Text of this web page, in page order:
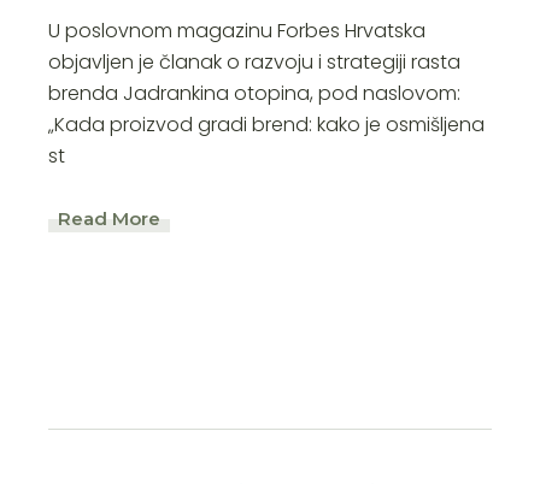
U poslovnom magazinu Forbes Hrvatska
objavljen je članak o razvoju i strategiji rasta
brenda Jadrankina otopina, pod naslovom:
„Kada proizvod gradi brend: kako je osmišljena
st
Read More